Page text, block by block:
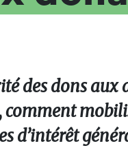
des dons
comment
d’intérêt